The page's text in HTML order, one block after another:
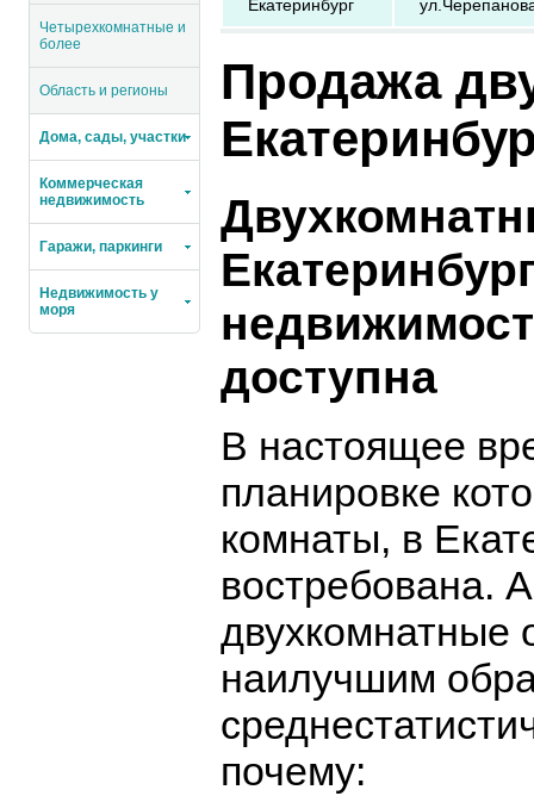
Четырехкомнатные и
более
Область и регионы
Дома, сады, участки
Коммерческая
недвижимость
Гаражи, паркинги
Недвижимость у
моря
Екатеринбург
Продажа
доступна
В настоящее
планировке
комнаты, в
востребована.
двухкомнатные
наилучшим
почему: